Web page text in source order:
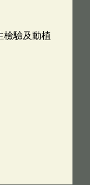
檢驗及動植